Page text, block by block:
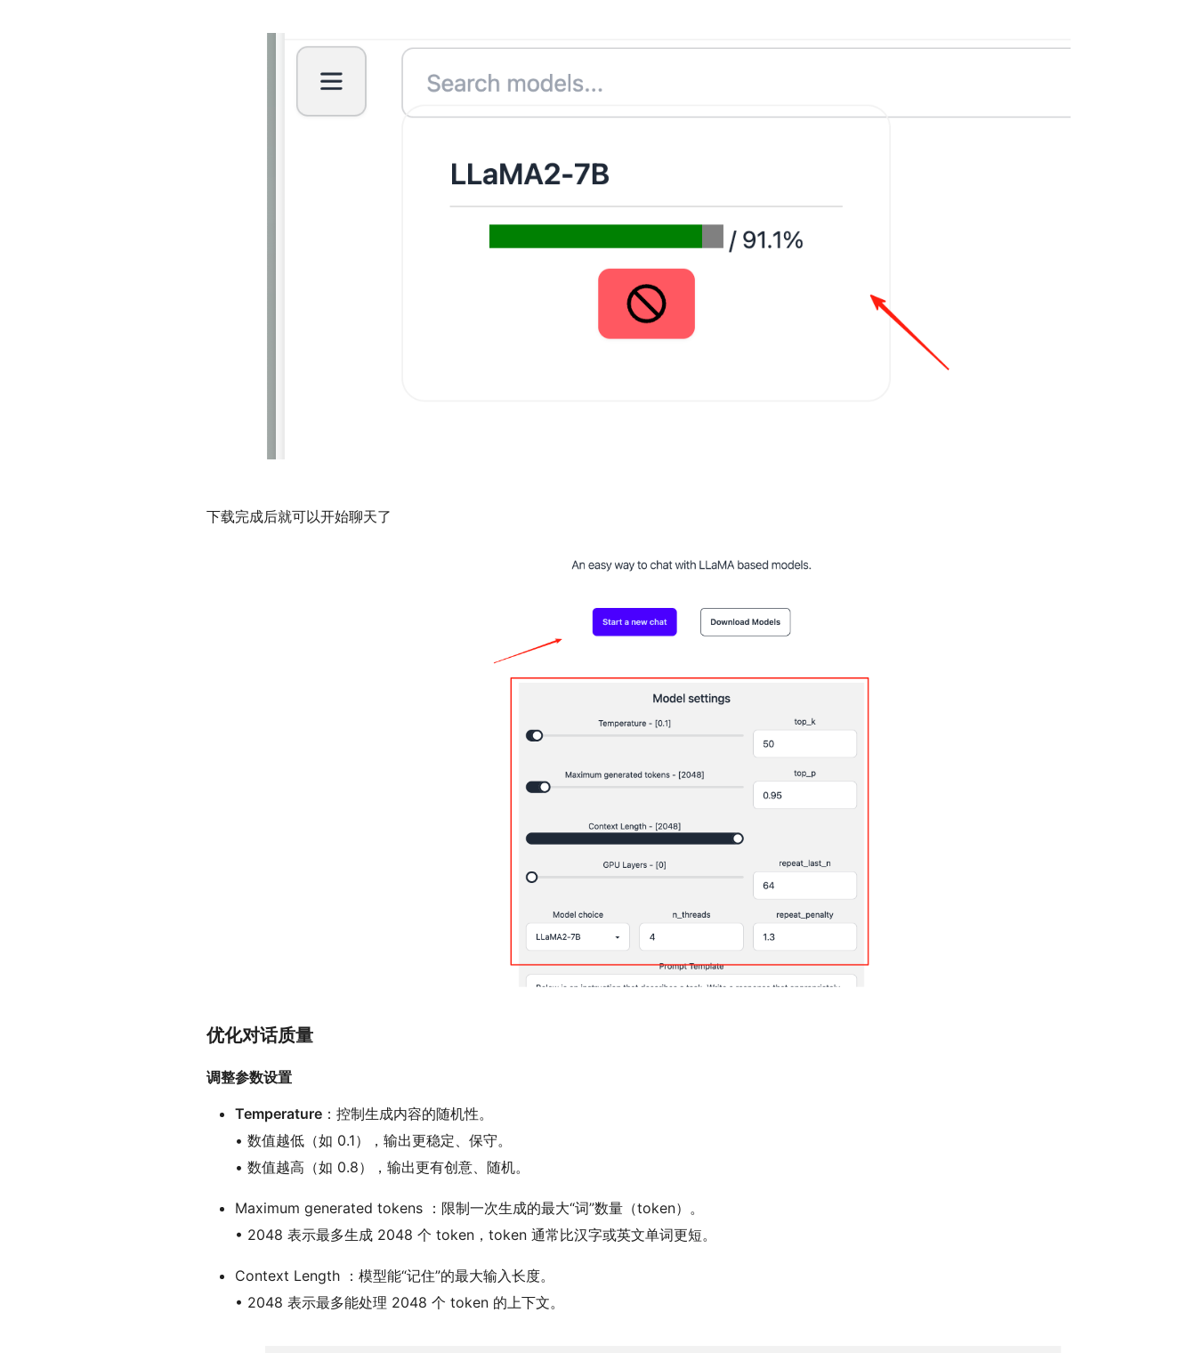
下载完成后就可以开始聊天了
优化对话质量
调整参数设置
Temperature ：控制生成内容的随机性。
• 数值越低（如 0.1），输出更稳定、保守。
• 数值越高（如 0.8），输出更有创意、随机。
Maximum generated tokens ：限制一次生成的最大“词”数量（token）。
• 2048 表示最多生成 2048 个 token，token 通常比汉字或英文单词更短。
Context Length ：模型能“记住”的最大输入长度。
• 2048 表示最多能处理 2048 个 token 的上下文。